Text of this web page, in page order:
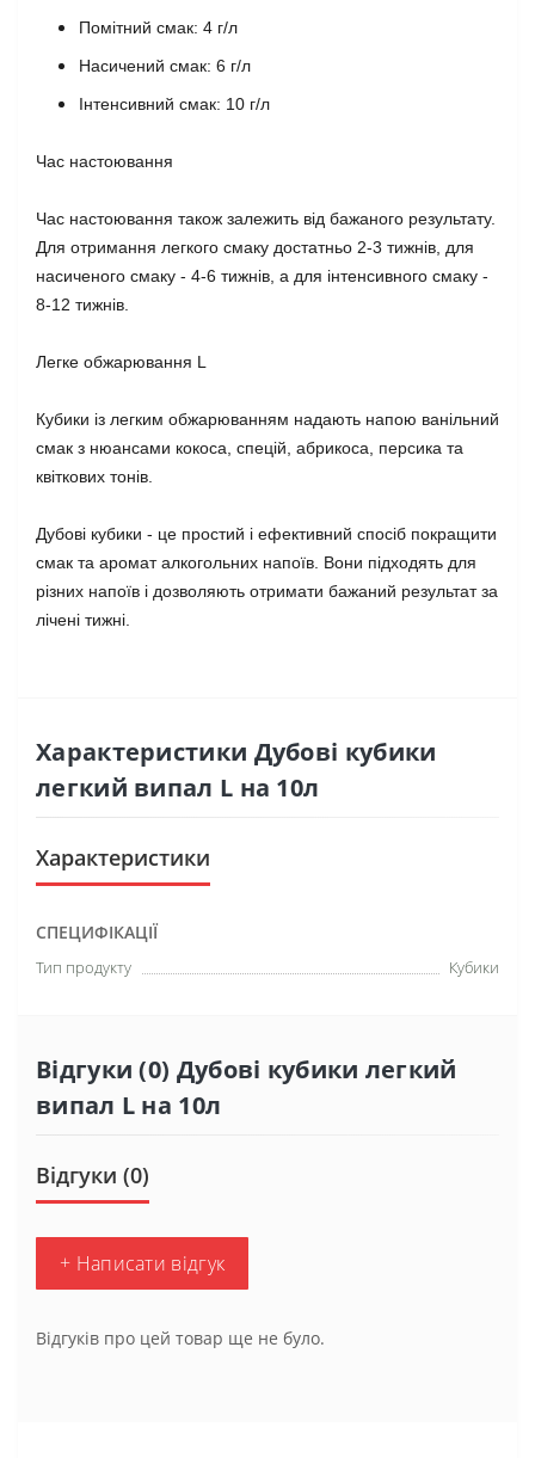
Помітний смак: 4 г/л
Насичений смак: 6 г/л
Інтенсивний смак: 10 г/л
Час настоювання
Час настоювання також залежить від бажаного результату.
Для отримання легкого смаку достатньо 2-3 тижнів, для
насиченого смаку - 4-6 тижнів, а для інтенсивного смаку -
8-12 тижнів.
Легке обжарювання L
Кубики із легким обжарюванням надають напою ванільний
смак з нюансами кокоса, спецій, абрикоса, персика та
квіткових тонів.
Дубові кубики - це простий і ефективний спосіб покращити
смак та аромат алкогольних напоїв. Вони підходять для
різних напоїв і дозволяють отримати бажаний результат за
лічені тижні.
Характеристики Дубові кубики
легкий випал L на 10л
Характеристики
СПЕЦИФІКАЦІЇ
Тип продукту Кубики
Відгуки (0) Дубові кубики легкий
випал L на 10л
Відгуки (0)
+ Написати відгук
Відгуків про цей товар ще не було.